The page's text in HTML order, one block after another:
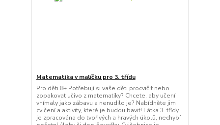
Matematika v malíčku pro 3. třídu
Pro děti 8+ Potřebují si vaše děti procvičit nebo
zopakovat učivo z matematiky? Chcete, aby učení
vnímaly jako zábavu a nenudilo je? Nabídněte jim
cvičení a aktivity, které je budou bavit! Látka 3. třídy
je zpracována do tvořivých a hravých úkolů, nechybí